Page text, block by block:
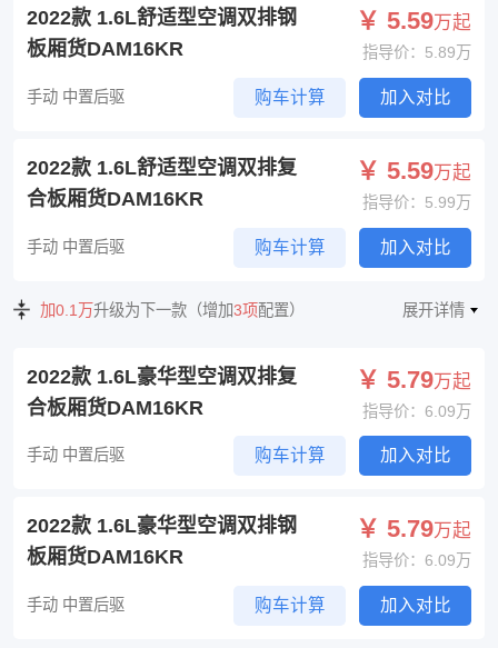
2022款 1.6L舒适型空调双排钢
板厢货DAM16KR
￥ 5.59万起
指导价：5.89万
手动 中置后驱 购车计算 加入对比
2022款 1.6L舒适型空调双排复
合板厢货DAM16KR
￥ 5.59万起
指导价：5.99万
手动 中置后驱 购车计算 加入对比
加0.1万升级为下一款（增加3项配置） 展开详情
2022款 1.6L豪华型空调双排复
合板厢货DAM16KR
￥ 5.79万起
指导价：6.09万
手动 中置后驱 购车计算 加入对比
2022款 1.6L豪华型空调双排钢
板厢货DAM16KR
￥ 5.79万起
指导价：6.09万
手动 中置后驱 购车计算 加入对比